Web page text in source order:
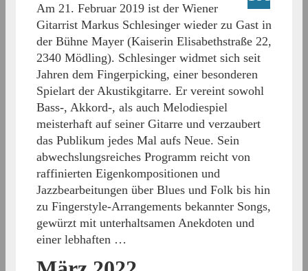
Am 21. Februar 2019 ist der Wiener
Gitarrist Markus Schlesinger wieder zu Gast in
der Bühne Mayer (Kaiserin Elisabethstraße 22,
2340 Mödling). Schlesinger widmet sich seit
Jahren dem Fingerpicking, einer besonderen
Spielart der Akustikgitarre. Er vereint sowohl
Bass-, Akkord-, als auch Melodiespiel
meisterhaft auf seiner Gitarre und verzaubert
das Publikum jedes Mal aufs Neue. Sein
abwechslungsreiches Programm reicht von
raffinierten Eigenkompositionen und
Jazzbearbeitungen über Blues und Folk bis hin
zu Fingerstyle-Arrangements bekannter Songs,
gewürzt mit unterhaltsamen Anekdoten und
einer lebhaften …